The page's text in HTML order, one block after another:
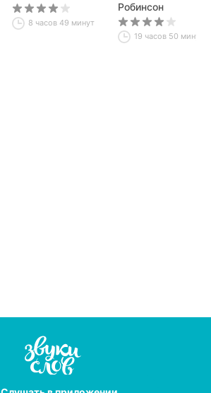
похищения и
силы духа
8 часов 49 минут
Происхождение
власти,
процветания и
нищеты
Робинсон
19 часов 50 минут